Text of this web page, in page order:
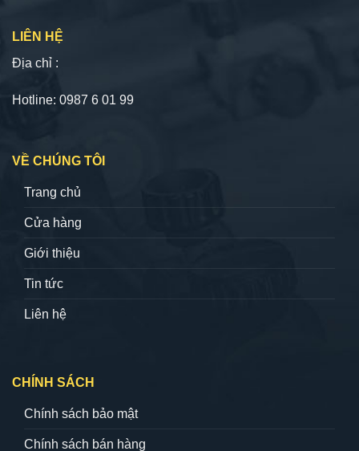
LIÊN HỆ
Địa chỉ :
Hotline: 0987 6 01 99
VỀ CHÚNG TÔI
Trang chủ
Cửa hàng
Giới thiệu
Tin tức
Liên hệ
CHÍNH SÁCH
Chính sách bảo mật
Chính sách bán hàng